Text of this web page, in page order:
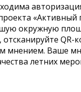
«Активный
окружную
QR-
мнением. Ваше
летних